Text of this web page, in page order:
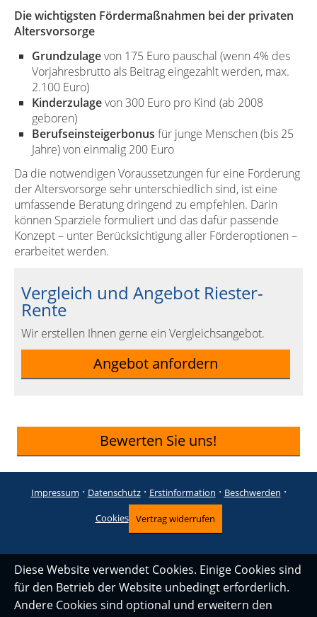
Die wichtigsten Fördermaßnahmen bei der privaten
Altersvorsorge
Grundzulagevon 175 Euro pauschal (wenn 4% des
Vorjahresbrutto als Beitrag eingezahlt werden, max.
2.100 Euro)
Kinderzulagevon 300 Euro pro Kind (ab 2008
geboren)
Berufseinsteigerbonus für junge Menschen (bis 25
Jahre) von einmalig 200 Euro
Da die notwendigen Voraussetzungen für eine Förderung
der Altersvorsorge sehr unterschiedlich sind, ist eine
umfassende Beratung dringend zu empfehlen. Darin
können Sparziele formuliert und das dafür passende
Konzept – unter Berücksichtigung aller Förderoptionen –
erarbeitet werden.
Vergleich und Angebot Riester-
Rente
Wir erstellen Ihnen gerne ein Vergleichsangebot.
Angebot anfordern
Bewerten Sie uns!
Impressum · Datenschutz· Erstinformation · Beschwerden ·
Cookies Vertrag widerrufen
Diese Website verwendet Cookies. Einige Cookies sind
für den Betrieb der Website unbedingt erforderlich.
Andere Cookies sind optional und erweitern den